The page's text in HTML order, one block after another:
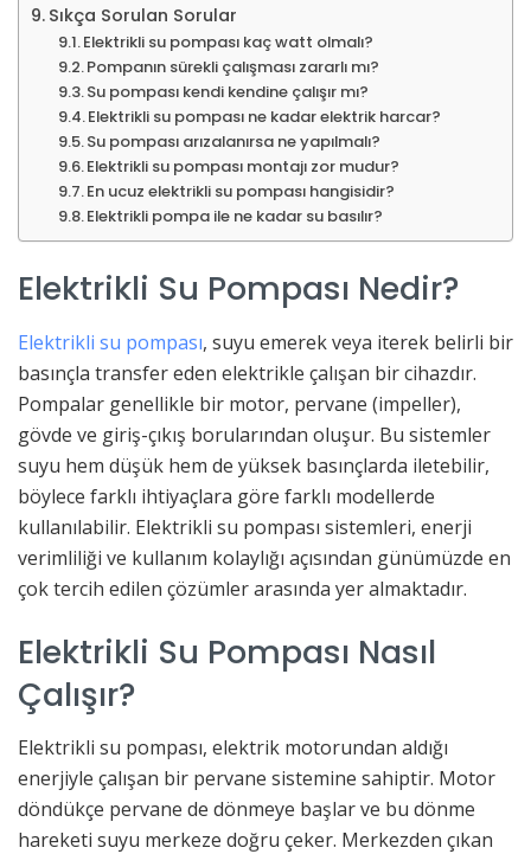
Sıkça Sorulan Sorular
Elektrikli su pompası kaç watt olmalı?
Pompanın sürekli çalışması zararlı mı?
Su pompası kendi kendine çalışır mı?
Elektrikli su pompası ne kadar elektrik harcar?
Su pompası arızalanırsa ne yapılmalı?
Elektrikli su pompası montajı zor mudur?
En ucuz elektrikli su pompası hangisidir?
Elektrikli pompa ile ne kadar su basılır?
Elektrikli Su Pompası Nedir?
Elektrikli su pompası, suyu emerek veya iterek belirli bir
basınçla transfer eden elektrikle çalışan bir cihazdır.
Pompalar genellikle bir motor, pervane (impeller),
gövde ve giriş-çıkış borularından oluşur. Bu sistemler
suyu hem düşük hem de yüksek basınçlarda iletebilir,
böylece farklı ihtiyaçlara göre farklı modellerde
kullanılabilir. Elektrikli su pompası sistemleri, enerji
verimliliği ve kullanım kolaylığı açısından günümüzde en
çok tercih edilen çözümler arasında yer almaktadır.
Elektrikli Su Pompası Nasıl
Çalışır?
Elektrikli su pompası, elektrik motorundan aldığı
enerjiyle çalışan bir pervane sistemine sahiptir. Motor
döndükçe pervane de dönmeye başlar ve bu dönme
hareketi suyu merkeze doğru çeker. Merkezden çıkan